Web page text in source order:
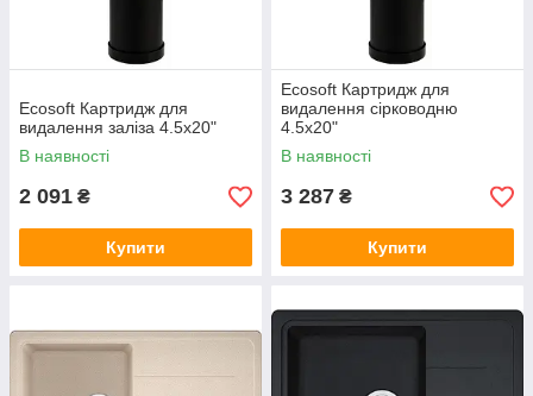
Ecosoft Картридж для
видалення заліза 4.5х20"
В наявності
2 091 ₴
Купити
Ecosoft Картридж для
видалення сірководню
4.5х20"
В наявності
3 287 ₴
Купити